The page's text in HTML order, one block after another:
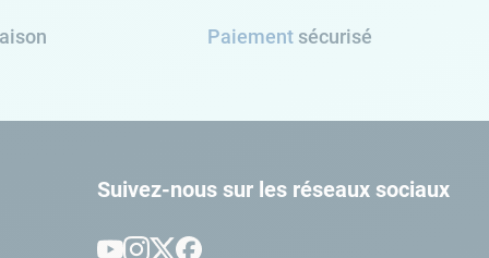
Paiement sécurisé
Suivez-nous sur les réseaux sociaux